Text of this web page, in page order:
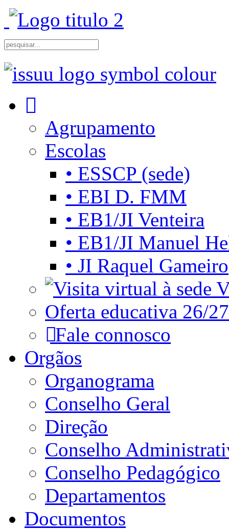
Agrupamento
Escolas
• ESSCP (sede)
• EBI D. FMM
• EB1/JI Venteira
• EB1/JI Manuel
• JI Raquel Gameiro
Oferta educativa 26/27
Fale connosco
Orgãos
Organograma
Conselho Geral
Direção
Conselho
Conselho Pedagógico
Departamentos
Documentos